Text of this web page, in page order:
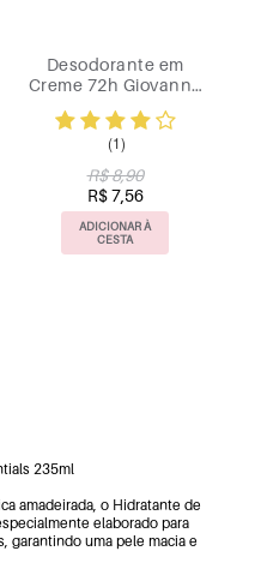
Desodorante em
Creme 72h Giovanna
55g
(1)
R$ 8,90
R$ 7,56
ADICIONAR À
CESTA
235ml
amadeirada, o Hidratante de
elaborado para
garantindo uma pele macia e